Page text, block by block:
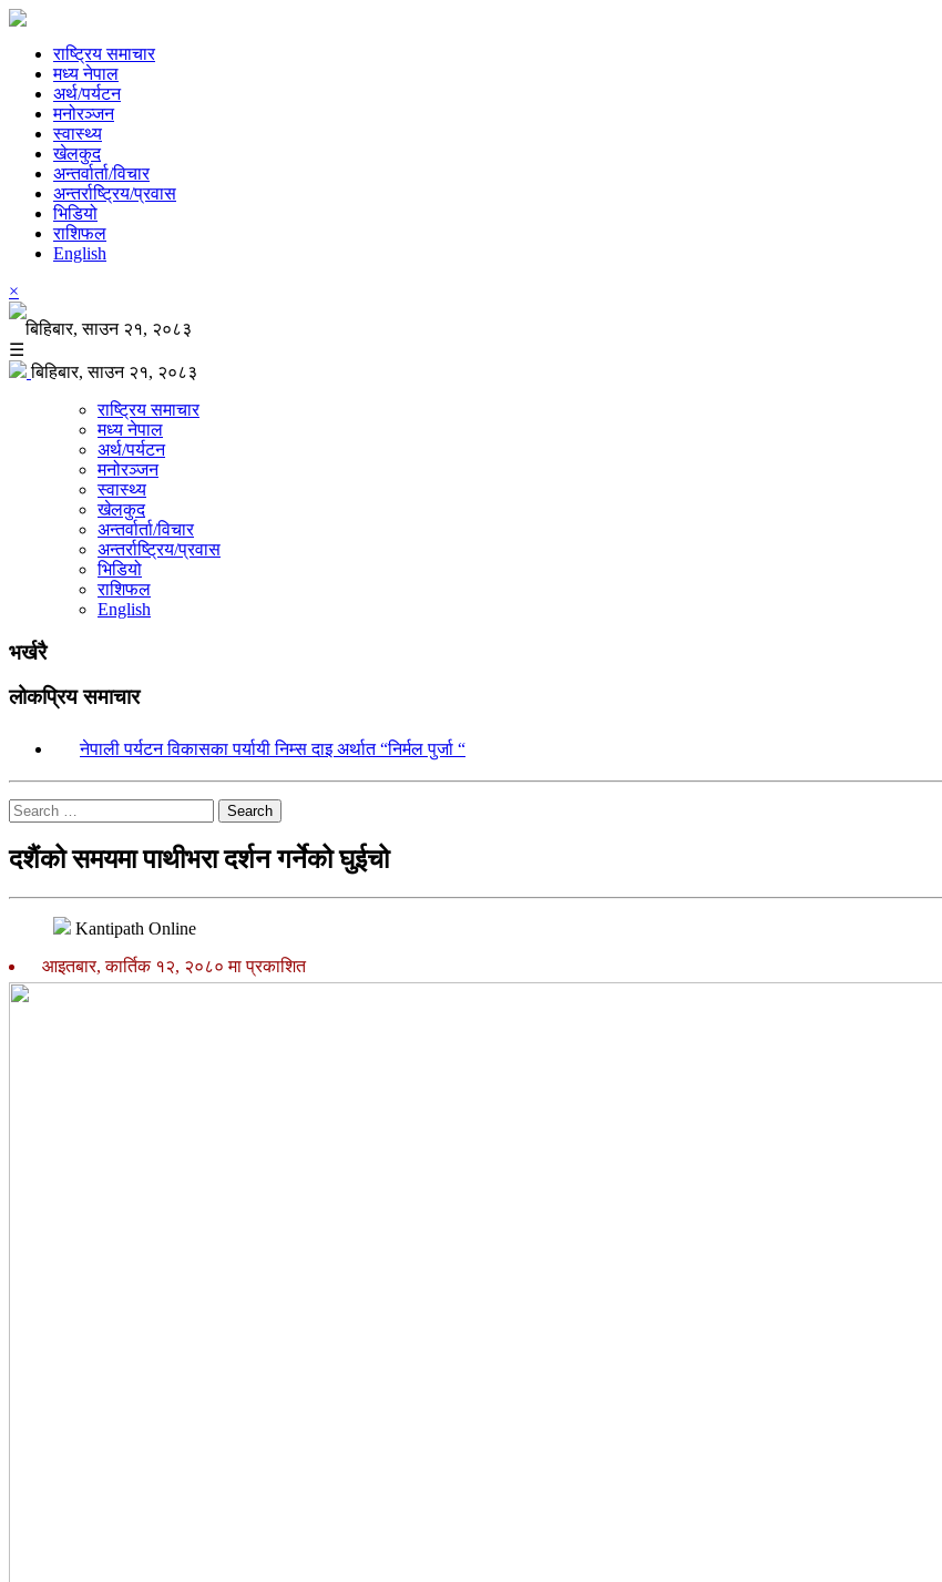
राष्ट्रिय समाचार
मध्य नेपाल
अर्थ/पर्यटन
मनोरञ्जन
स्वास्थ्य
खेलकुद
अन्तर्वार्ता/विचार
अन्तर्राष्ट्रिय/प्रवास
भिडियो
राशिफल
English
×
बिहिबार, साउन २१, २०८३
☰
बिहिबार, साउन २१, २०८३
राष्ट्रिय समाचार
मध्य नेपाल
अर्थ/पर्यटन
मनोरञ्जन
स्वास्थ्य
खेलकुद
अन्तर्वार्ता/विचार
अन्तर्राष्ट्रिय/प्रवास
भिडियो
राशिफल
English
भर्खरै
लोकप्रिय समाचार
नेपाली पर्यटन विकासका पर्यायी निम्स दाइ अर्थात “निर्मल पुर्जा “
Search
दशैंको समयमा पाथीभरा दर्शन गर्नेको घुईचो
Kantipath Online
आइतबार, कार्तिक १२, २०८० मा प्रकाशित